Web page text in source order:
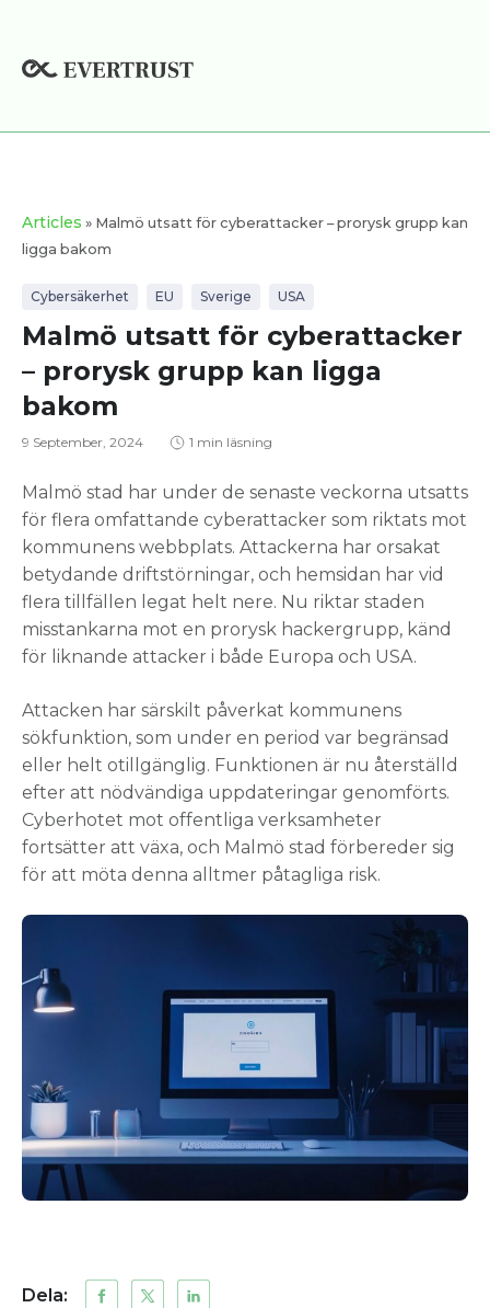
innehåll
Articles » Malmö utsatt för cyberattacker – prorysk grupp kan
ligga bakom
Cybersäkerhet EU Sverige USA
Malmö utsatt för cyberattacker
– prorysk grupp kan ligga
bakom
9 September, 2024 1 min läsning
Malmö stad har under de senaste veckorna utsatts
för flera omfattande cyberattacker som riktats mot
kommunens webbplats. Attackerna har orsakat
betydande driftstörningar, och hemsidan har vid
flera tillfällen legat helt nere. Nu riktar staden
misstankarna mot en prorysk hackergrupp, känd
för liknande attacker i både Europa och USA.
Attacken har särskilt påverkat kommunens
sökfunktion, som under en period var begränsad
eller helt otillgänglig. Funktionen är nu återställd
efter att nödvändiga uppdateringar genomförts.
Cyberhotet mot offentliga verksamheter
fortsätter att växa, och Malmö stad förbereder sig
för att möta denna alltmer påtagliga risk.
Dela: